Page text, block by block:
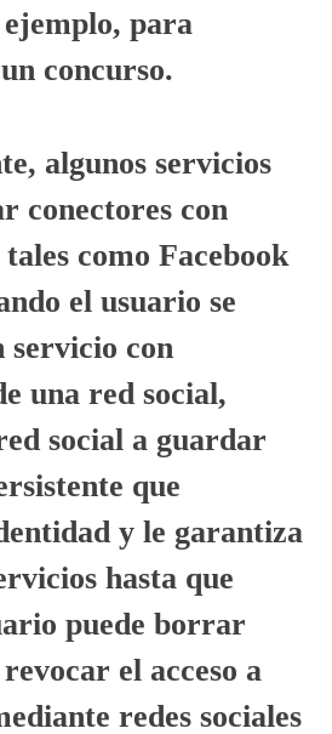
para
concurso.
algunos servicios
conectores con
tales como Facebook
el usuario se
servicio con
una red social,
social a guardar
que
y le garantiza
hasta que
puede borrar
el acceso a
redes sociales